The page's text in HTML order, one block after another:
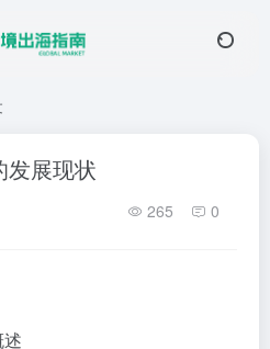
发展现状
265 0